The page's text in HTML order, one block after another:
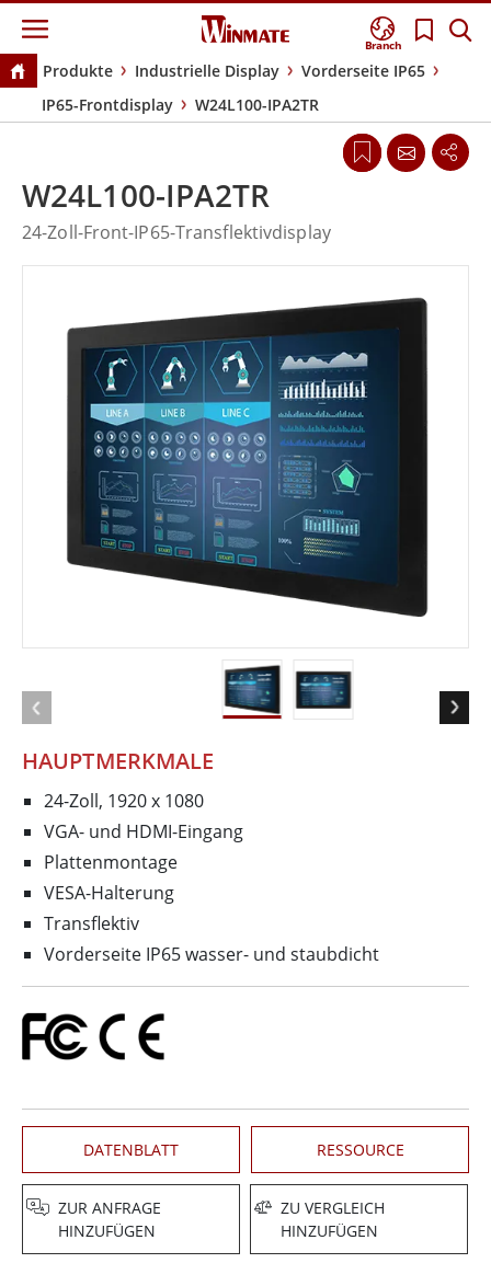
Branch
Produkte Industrielle Display
Vorderseite IP65
IP65-Frontdisplay
W24L100-IPA2TR
HAUPTMERKMALE
24-Zoll, 1920 x 1080
VGA- und HDMI-Eingang
Plattenmontage
VESA-Halterung
Transflektiv
Vorderseite IP65 wasser- und staubdicht
DATENBLATT RESSOURCE
ZUR ANFRAGE
HINZUFÜGEN
ZU VERGLEICH
HINZUFÜGEN
W24L100-IPA2TR
24-Zoll-Front-IP65-Transflektivdisplay